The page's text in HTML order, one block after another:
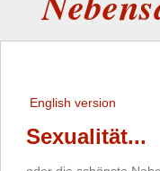
English version
Sexualität...